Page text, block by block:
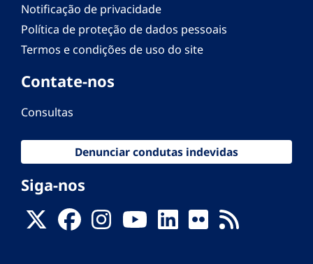
Notificação de privacidade
Política de proteção de dados pessoais
Termos e condições de uso do site
Contate-nos
Consultas
Denunciar condutas indevidas
Siga-nos